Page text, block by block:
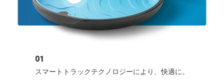
01
スマートトラックテクノロジーにより、快適に。​